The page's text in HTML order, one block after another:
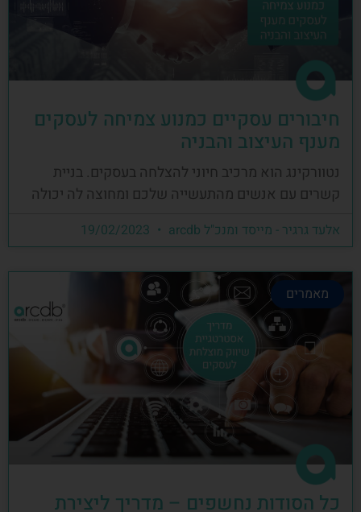
חיבורים עסקיים כמנוע צמיחה לעסקים
מענף העיצוב והבניה
נטוורקינג הוא מרכיב חיוני להצלחה בעסקים. בניית
קשרים עם אנשים מהתעשייה שלכם ומחוצה לה יכולה
אלעד גרגיר - מייסד ומנכ"ל arcdb
מאמרים
כל הסודות נחשפים – מדריך ליצירת